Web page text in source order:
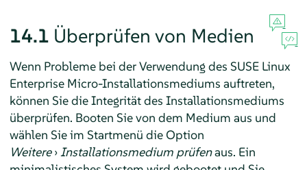
14.1 Überprüfen von Medien
Wenn Probleme bei der Verwendung des SUSE Linux
Enterprise Micro-Installationsmediums auftreten,
können Sie die Integrität des Installationsmediums
überprüfen. Booten Sie von dem Medium aus und
wählen Sie im Startmenü die Option
Weitere› Installationsmedium prüfenaus. Ein